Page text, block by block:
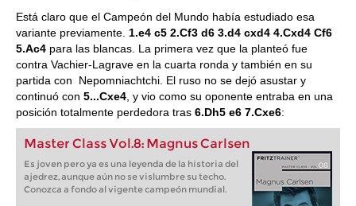
Está claro que el Campeón del Mundo había estudiado esa
variante previamente. 1.e4 c5 2.Cf3 d6 3.d4 cxd4 4.Cxd4 Cf6
5.Ac4 para las blancas. La primera vez que la planteó fue
contra Vachier-Lagrave en la cuarta ronda y también en su
partida con Nepomniachtchi. El ruso no se dejó asustar y
continuó con 5...Cxe4 , y vio como su oponente entraba en una
posición totalmente perdedora tras 6.Dh5 e6 7.Cxe6:
Master Class Vol.8: Magnus Carlsen
Es joven pero ya es una leyenda de la historia del
ajedrez, aunque aún no se vislumbre su techo.
Conozca a fondo al vigente campeón mundial.